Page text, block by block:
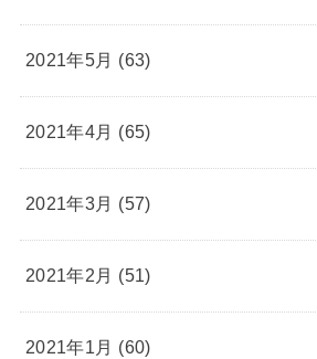
2021年5月 (63)
2021年4月 (65)
2021年3月 (57)
2021年2月 (51)
2021年1月 (60)